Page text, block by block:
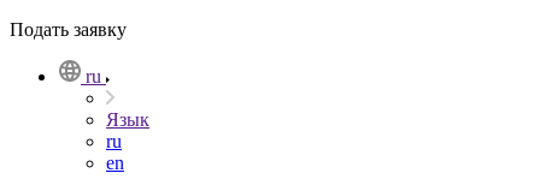
Подать заявку
ru
Язык
ru
en